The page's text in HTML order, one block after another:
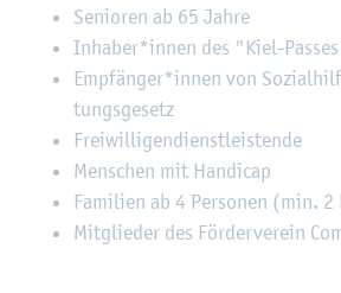
Se­nio­ren ab 65 Jahre
In­ha­ber*innen des "Kiel-
Emp­fän­ger*innen von
tungs­ge­setz
Frei­wil­li­gen­dienst­leis­ten­de
Men­schen mit Han­di­cap
Fa­mi­li­en ab 4 Per­so­nen (min. 2
Mit­glie­der des För­der­ver­ein